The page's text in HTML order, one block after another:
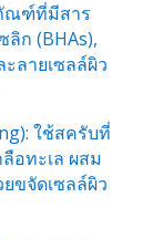
ณฑ์ที่มีสาร
ลิก (BHAs),
ลายเซลล์ผิว
ใช้สครับที่
อทะเล ผสม
ขจัดเซลล์ผิว